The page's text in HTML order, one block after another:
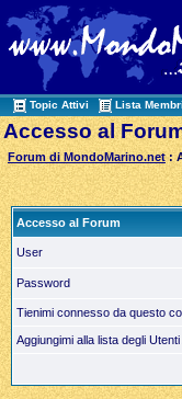
Topic Attivi Lista
Accesso al
Forum di MondoMarino.net :
Accesso al Forum
User
Password
Tienimi connesso da questo
Aggiungimi alla lista degli Utenti